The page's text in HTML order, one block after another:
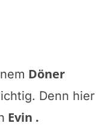
Döner
Denn hier
Evin .